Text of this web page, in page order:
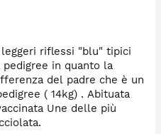
riflessi "blu" tipici
pedigree in quanto la
del padre che è un
( 14kg) . Abituata
Une delle più